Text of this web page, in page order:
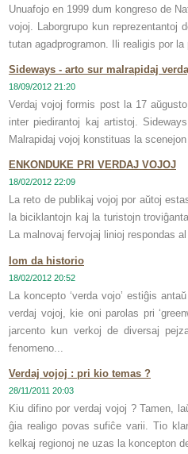
Unuafojo en 1999 dum kongreso de
vojoj. Laborgrupo kun reprezentantoj
tutan agadprogramon. Ili realigis por
Sideways - arto sur malrapidaj
18/09/2012 21:20
Verdaj vojoj formis post la 17
inter piedirantoj kaj artistoj.
Malrapidaj vojoj konstituas la
ENKONDUKE PRI VERDAJ VOJOJ
18/02/2012 22:09
La reto de publikaj vojoj por aŭtoj
la biciklantojn kaj la turistojn
La malnovaj fervojaj linioj respondas
Iom da historio
18/02/2012 20:52
La koncepto ‘verda vojo’ estiĝis
verdaj vojoj, kie oni parolas pri
jarcento kun verkoj de diversaj
fenomeno...
Verdaj vojoj : pri kio temas ?
28/11/2011 20:03
Kiu difino por verdaj vojoj ? Tamen,
ĝia realigo povas sufiĉe varii. Tio
kelkaj regionoj ne uzas la koncepton